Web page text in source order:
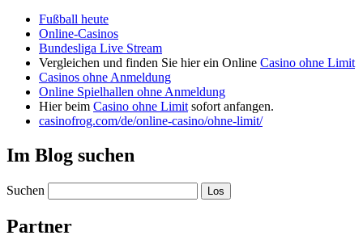
Fußball heute
Online-Casinos
Bundesliga Live Stream
Vergleichen und finden Sie hier ein Online Casino ohne Limit
Casinos ohne Anmeldung
Online Spielhallen ohne Anmeldung
Hier beim Casino ohne Limit sofort anfangen.
casinofrog.com/de/online-casino/ohne-limit/
Im Blog suchen
Suchen
Partner